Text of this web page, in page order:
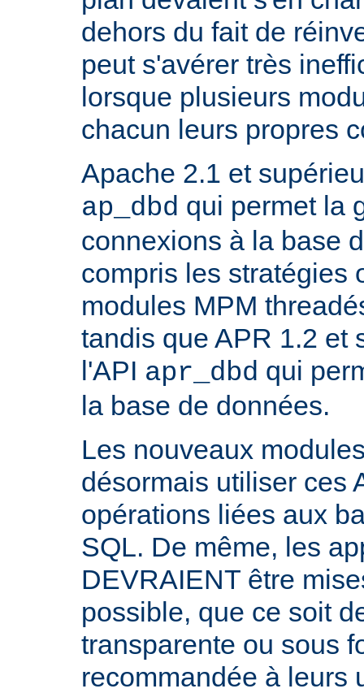
dehors du fait de
peut s'avérer très
lorsque plusieurs
chacun leurs propres
Apache 2.1 et
ap_dbd qui permet la
connexions à la base
compris les stratégies
modules MPM
tandis que APR 1.2 et
l'API apr_dbd qui
la base de données.
Les nouveaux
désormais utiliser ces
opérations liées aux
SQL. De même, les
DEVRAIENT être
possible, que ce soit
transparente ou sous
recommandée à leurs